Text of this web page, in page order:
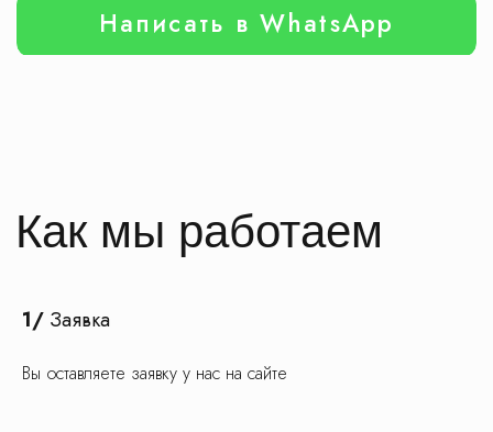
1/ Заявка
Вы оставляете заявку у нас на сайте